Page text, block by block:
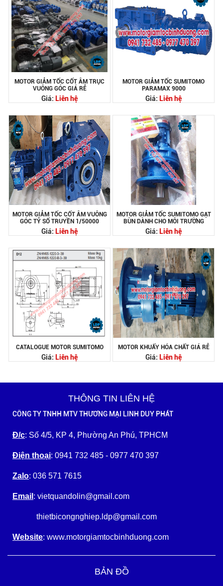
MOTOR GIẢM TỐC CỐT ÂM TRỤC
VUÔNG GÓC GIÁ RẺ
Giá: Liên hệ
MOTOR GIẢM TỐC SUMITOMO
PARAMAX 9000
Giá: Liên hệ
MOTOR GIẢM TỐC CỐT ÂM VUÔNG
GÓC TỶ SỐ TRUYỀN 1/50000
Giá: Liên hệ
MOTOR GIẢM TỐC SUMITOMO GẠT
BÙN DÀNH CHO MÔI TRƯỜNG
Giá: Liên hệ
CATALOGUE MOTOR SUMITOMO
Giá: Liên hệ
MOTOR KHUẤY HÓA CHẤT GIÁ RẺ
Giá: Liên hệ
THÔNG TIN LIÊN HỆ
CÔNG TY TNHH MTV THƯƠNG MẠI LINH DUY PHÁT
Đ/c: Số 4/5, KP 4, Phường An Phú, TPHCM
Điện thoại: 0941 732 485 - 0977 470 397
Zalo: 036 571 7615
Email : vietquandolin@gmail.com
thietbicongnghiep.ldp@gmail.com
Website: www.motorgiamtocbinhduong.com
BẢN ĐỒ